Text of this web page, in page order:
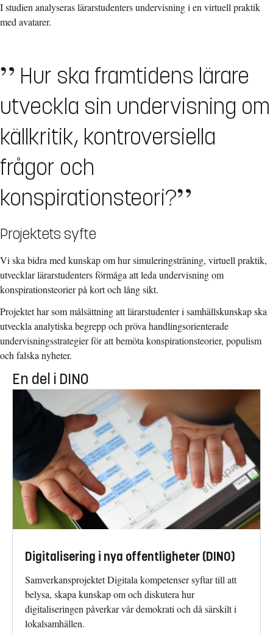
I studien analyseras lärarstudenters undervisning i en virtuell praktik
med avatarer.
Hur ska framtidens lärare
utveckla sin undervisning om
källkritik, kontroversiella
frågor och
konspirationsteori?
Projektets syfte
Vi ska bidra med kunskap om hur simuleringsträning, virtuell praktik,
utvecklar lärarstudenters förmåga att leda undervisning om
konspirationsteorier på kort och lång sikt.
Projektet har som målsättning att lärarstudenter i samhällskunskap ska
utveckla analytiska begrepp och pröva handlingsorienterade
undervisningsstrategier för att bemöta konspirationsteorier, populism
och falska nyheter.
En del i DINO
Digitalisering i nya offentligheter (DINO)
Samverkansprojektet Digitala kompetenser syftar till att
belysa, skapa kunskap om och diskutera hur
digitaliseringen påverkar vår demokrati och då särskilt i
lokalsamhällen.